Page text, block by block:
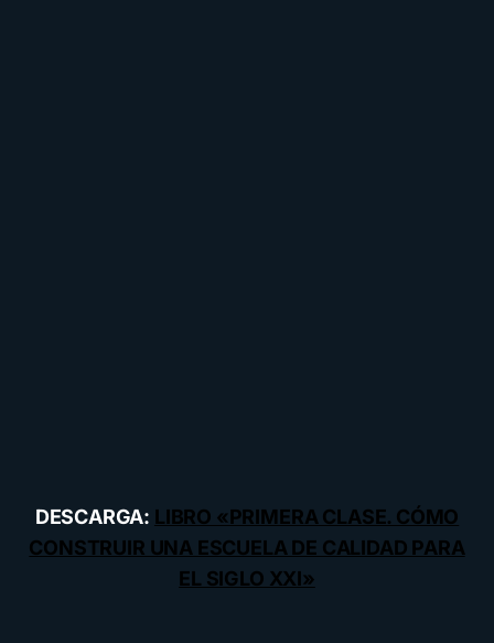
DESCARGA: LIBRO «PRIMERA CLASE. CÓMO
CONSTRUIR UNA ESCUELA DE CALIDAD PARA
EL SIGLO XXI»